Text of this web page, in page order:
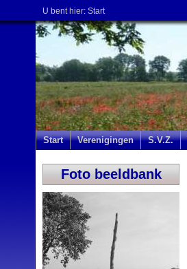
U bent hier: Start
Start Verenigingen S.V.Z.
Foto beeldbank